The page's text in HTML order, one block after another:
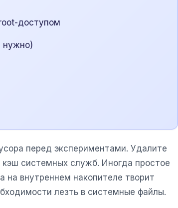
доступом
нужно)
перед экспериментами. Удалите
системных служб. Иногда простое
на внутреннем накопителе творит
лезть в системные файлы.